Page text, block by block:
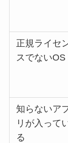
正規ライセ
スでないOS
知らないア
リが入って
る